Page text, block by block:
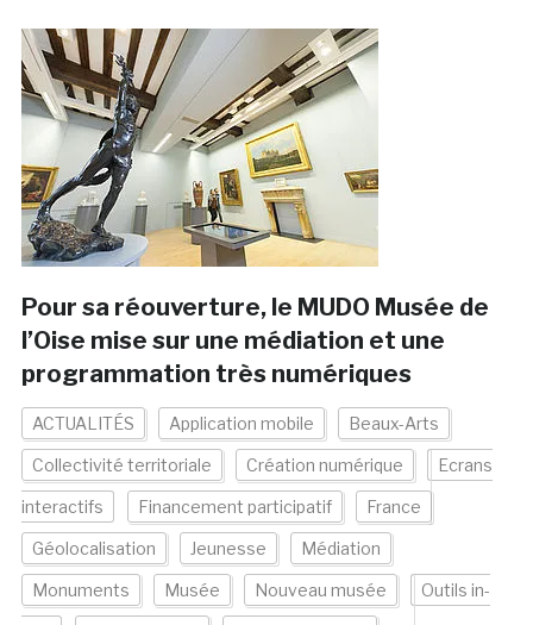
Pour sa réouverture, le MUDO Musée de
l’Oise mise sur une médiation et une
programmation très numériques
ACTUALITÉS Application mobile Beaux-Arts
Collectivité territoriale Création numérique Ecrans
interactifs Financement participatif France
Géolocalisation Jeunesse Médiation
Monuments Musée Nouveau musée Outils in-